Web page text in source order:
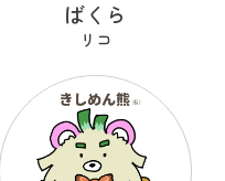
ばくら
リコ